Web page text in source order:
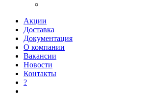
Акции
Доставка
Документация
О компании
Вакансии
Новости
Контакты
?